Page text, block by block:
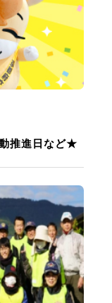
推進日など★